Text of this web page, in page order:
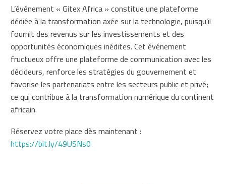
L’événement « Gitex Africa » constitue une plateforme
dédiée à la transformation axée sur la technologie, puisqu’il
fournit des revenus sur les investissements et des
opportunités économiques inédites. Cet événement
fructueux offre une plateforme de communication avec les
décideurs, renforce les stratégies du gouvernement et
favorise les partenariats entre les secteurs public et privé;
ce qui contribue à la transformation numérique du continent
africain.
Réservez votre place dès maintenant :
https://bit.ly/49USNs0